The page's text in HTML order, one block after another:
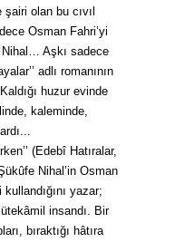
şairi olan bu cıvıl
Osman Fahri’yi
Nihal… Aşkı sadece
adlı romanının
huzur evinde
kaleminde,
(Edebî Hatıralar,
Nihal’in Osman
yazar;
insandı. Bir
bıraktığı hâtıra